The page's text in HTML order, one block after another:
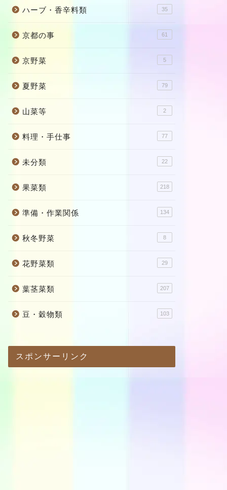
ハーブ・香辛料類 35
京都の事 61
京野菜 5
夏野菜 79
山菜等 2
料理・手仕事 77
未分類 22
果菜類 218
準備・作業関係 134
秋冬野菜 8
花野菜類 29
葉茎菜類 207
豆・穀物類 103
スポンサーリンク